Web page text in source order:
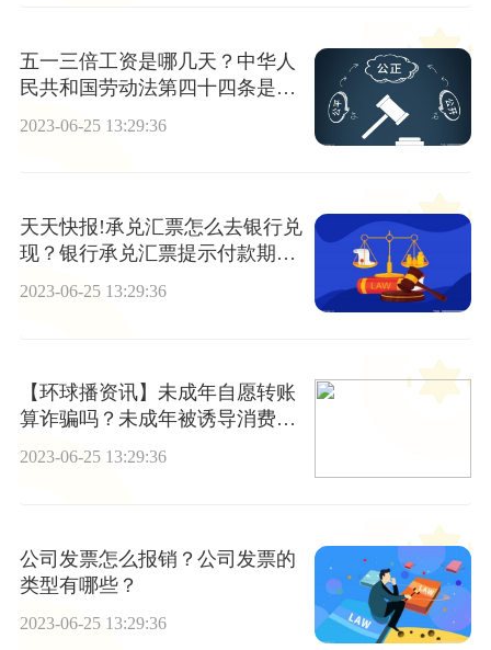
五一三倍工资是哪几天？中华人
民共和国劳动法第四十四条是什
2023-06-25 13:29:36
天天快报!承兑汇票怎么去银行兑
现？银行承兑汇票提示付款期限
为几个月？
2023-06-25 13:29:36
【环球播资讯】未成年自愿转账
算诈骗吗？未成年被诱导消费怎
么办？
2023-06-25 13:29:36
公司发票怎么报销？公司发票的
类型有哪些？
2023-06-25 13:29:36